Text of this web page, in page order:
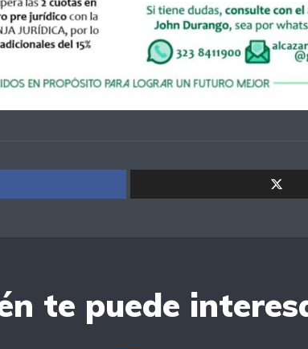
te puede